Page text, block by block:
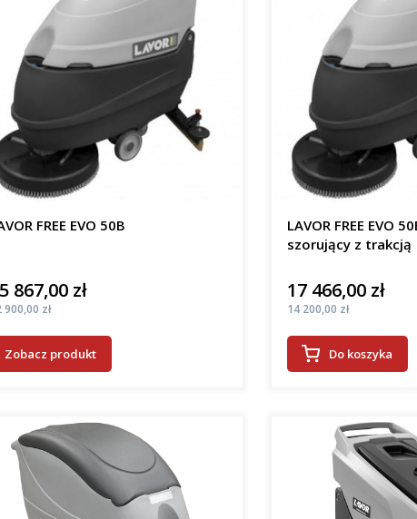
FREE EVO 50B
867,00 zł
900,00 zł
Zobacz produkt
LAVOR FREE EVO
szorujący z trakcją
Cena
17 466,00 zł
Cena
14 200,00 zł
Do koszyka